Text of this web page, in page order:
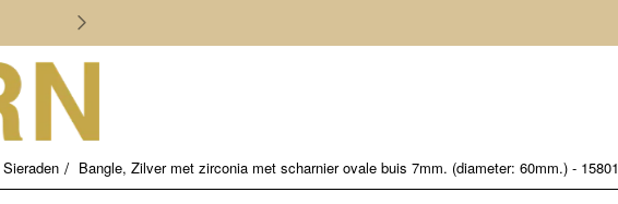
Sieraden Bangle, Zilver met zirconia met scharnier ovale buis 7mm. (diameter: 60mm.) - 15801